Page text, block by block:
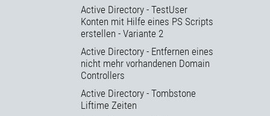
Active Directory - TestUser
Konten mit Hilfe eines PS Scripts
erstellen - Variante 2
Active Directory - Entfernen eines
nicht mehr vorhandenen Domain
Controllers
Active Directory - Tombstone
Liftime Zeiten